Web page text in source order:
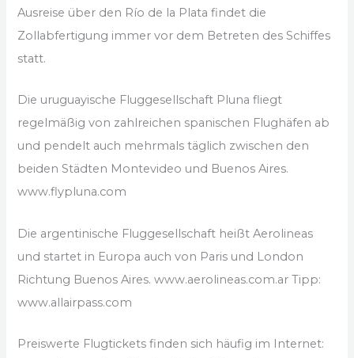
Ausreise über den Río de la Plata findet die
Zollabfertigung immer vor dem Betreten des Schiffes
statt.
Die uruguayische Fluggesellschaft Pluna fliegt
regelmäßig von zahlreichen spanischen Flughäfen ab
und pendelt auch mehrmals täglich zwischen den
beiden Städten Montevideo und Buenos Aires.
www.flypluna.com
Die argentinische Fluggesellschaft heißt Aerolineas
und startet in Europa auch von Paris und London
Richtung Buenos Aires. www.aerolineas.com.ar Tipp:
www.allairpass.com
Preiswerte Flugtickets finden sich häufig im Internet: